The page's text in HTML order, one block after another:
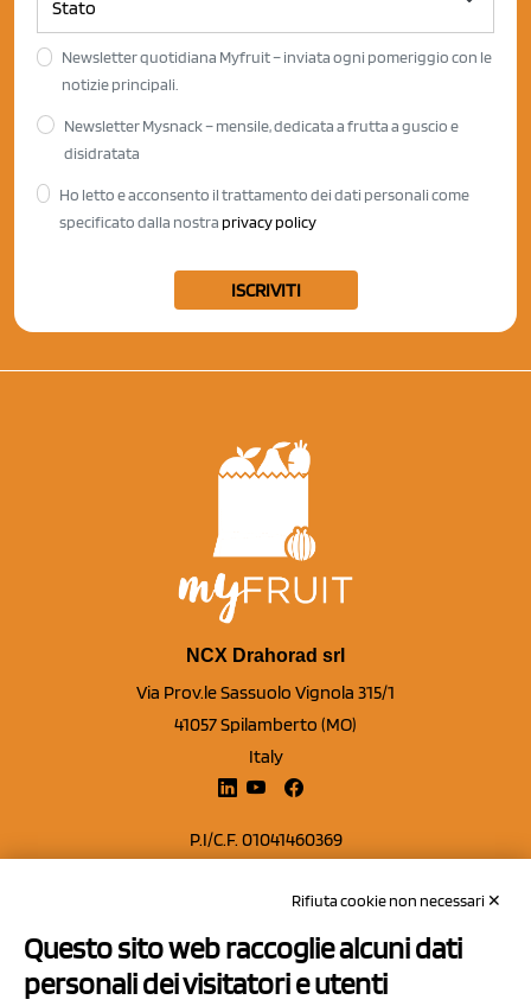
Newsletter quotidiana Myfruit – inviata ogni pomeriggio con le
notizie principali.
Newsletter Mysnack – mensile, dedicata a frutta a guscio e
disidratata
Ho letto e acconsento il trattamento dei dati personali come
specificato dalla nostra privacy policy
ISCRIVITI
NCX Drahorad srl
Via Prov.le Sassuolo Vignola 315/1
41057 Spilamberto (MO)
Italy
P.I/C.F. 01041460369
Capitale sociale Euro 50.000,00 i.v.
Contatti
Rifiuta cookie non necessari ✕
Questo sito web raccoglie alcuni dati
personali dei visitatori e utenti